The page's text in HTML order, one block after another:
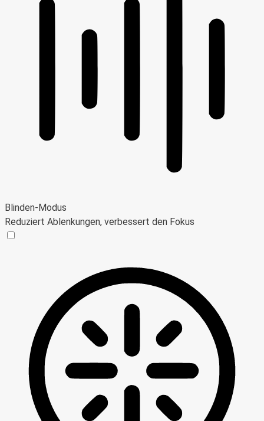
Blinden-Modus
Reduziert Ablenkungen, verbessert den Fokus